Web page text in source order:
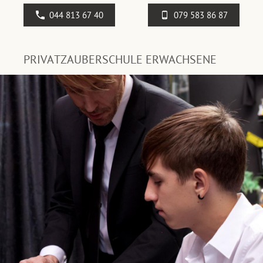
044 813 67 40 079 583 86 87
PRIVATZAUBERSCHULE ERWACHSENE